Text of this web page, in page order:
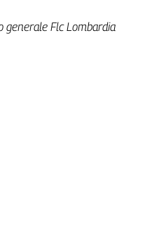
generale Flc Lombardia